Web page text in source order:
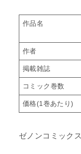
作品名
作者
掲載雑誌
コミック巻数
価格(1巻あたり)
ゼノンコミック